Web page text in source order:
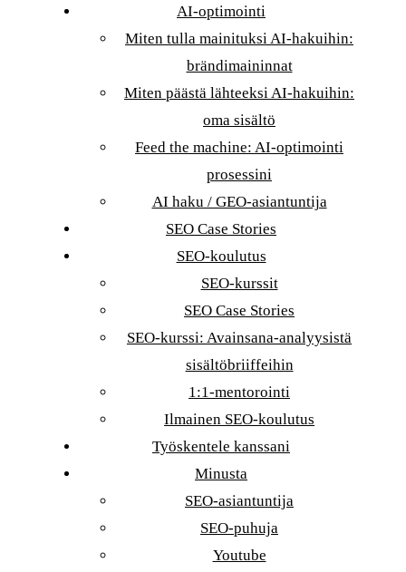
AI-optimointi
Miten tulla mainituksi AI-hakuihin:
brändimaininnat
Miten päästä lähteeksi AI-hakuihin:
oma sisältö
Feed the machine: AI-optimointi
prosessini
AI haku / GEO-asiantuntija
SEO Case Stories
SEO-koulutus
SEO-kurssit
SEO Case Stories
SEO-kurssi: Avainsana-analyysistä
sisältöbriiffeihin
1:1-mentorointi
Ilmainen SEO-koulutus
Työskentele kanssani
Minusta
SEO-asiantuntija
SEO-puhuja
Youtube